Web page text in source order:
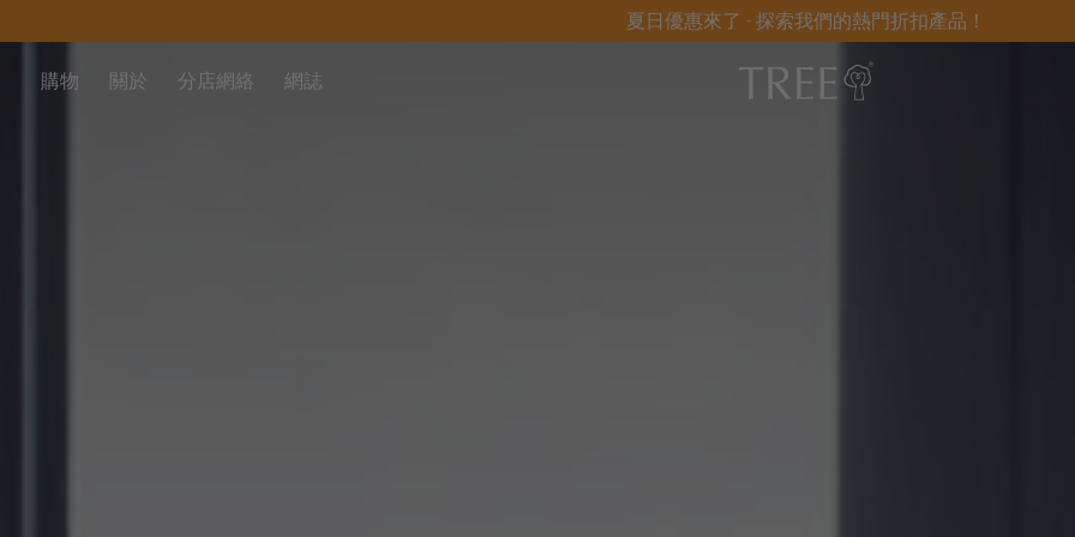
夏日優惠來了 - 探索我們的熱門折扣產品！
購物 關於 分店網絡 網誌